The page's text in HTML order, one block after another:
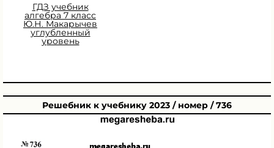
ГДЗ учебник
алгебра 7 класс
Ю.Н. Макарычев
углубленный
уровень
Решебник к учебнику 2023 / номер / 736